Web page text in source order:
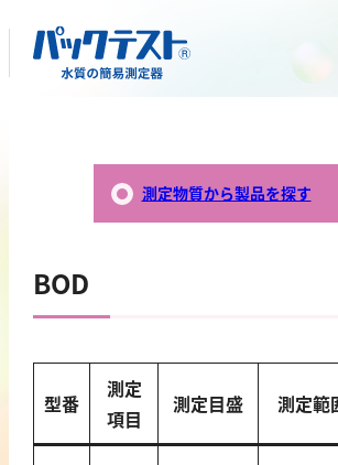
測定物質から製品を探す
BOD
型番
測定
項目
測定目盛 測定範
製品を探す
で探す
亜鉛
カドミウム
金
銀